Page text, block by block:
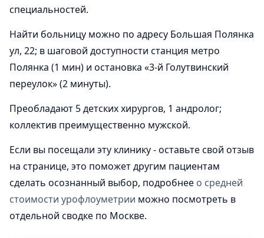
специальностей.
Найти больницу можно по адресу Большая Полянка
ул, 22; в шаговой доступности станция метро
Полянка (1 мин) и остановка «3-й Голутвинский
переулок» (2 минуты).
Преобладают 5 детских хирургов, 1 андролог;
коллектив преимущественно мужской.
Если вы посещали эту клинику - оставьте свой отзыв
на странице, это поможет другим пациентам
сделать осознанный выбор, подробнее о средней
стоимости урофлоуметрии можно посмотреть в
отдельной сводке по Москве.